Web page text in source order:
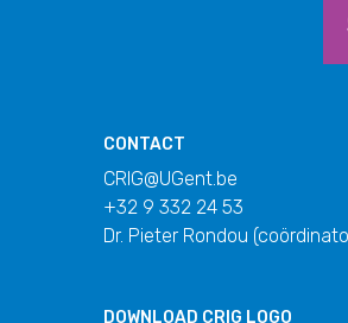
CONTACT
CRIG@UGent.be
+32 9 332 24 53
Dr. Pieter Rondou
DOWNLOAD CRIG LOGO